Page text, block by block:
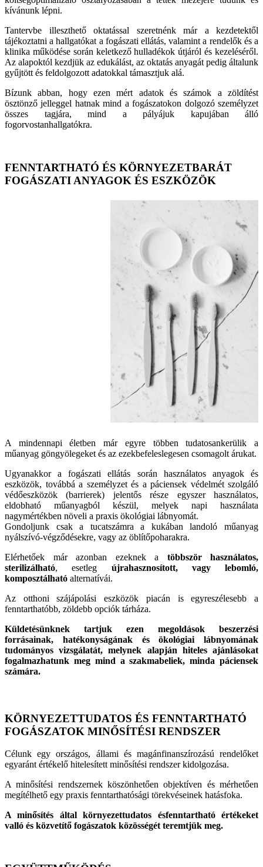
kívánunk lépni.
Tantervbe illeszthető oktatással szeretnénk már a kezdetektől
tájékoztatni a hallgatókat a fogászati ellátás, valamint a rendelők és a
klinika működése során keletkező hulladékok útjáról és kezeléséről.
Az alapoktól kezdjük az edukálást, az oktatás anyagát pedig általunk
gyűjtött és feldolgozott adatokkal támasztjuk alá.
Bízunk abban, hogy ezen mért adatok és számok a zöldítést
ösztönző jelleggel hatnak mind a fogászatokon dolgozó személyzet
összes tagjára, mind a pályájuk kapujában álló
fogorvostanhallgatókra.
FENNTARTHATÓ ÉS KÖRNYEZETBARÁT
FOGÁSZATI ANYAGOK ÉS ESZKÖZÖK
A mindennapi életben már egyre többen tudatosankerülik a
műanyag göngyölegeket és az ezekbefeleslegesen csomagolt árukat.
Ugyanakkor a fogászati ellátás során használatos anyagok és
eszközök, továbbá a személyzet és a páciensek védelmét szolgáló
védőeszközök (barrierek) jelentős része egyszer használatos,
eldobható műanyagból készül, melyek napi használata
nagymértékben növeli a praxis ökológiai lábnyomát.
Gondoljunk csak a tucatszámra a kukában landoló műanyag
nyálszívó-végződésekre, vagy az öblítőpoharakra.
Elérhetőek már azonban ezeknek a többször használatos,
sterilizálható, esetleg újrahasznosított, vagy lebomló,
komposztálható alternatívái.
Az otthoni szájápolási eszközök piacán is egyreszélesebb a
fenntarthatóbb, zöldebb opciók tárháza.
Küldetésünknek tartjuk ezen megoldások beszerzési
forrásainak, hatékonyságának és ökológiai lábnyomának
tudományos vizsgálatát, melynek alapján hiteles ajánlásokat
fogalmazhatunk meg mind a szakmabeliek, minda páciensek
számára.
KÖRNYEZETTUDATOS ÉS FENNTARTHATÓ
FOGÁSZATOK MINŐSÍTÉSI RENDSZER
Célunk egy országos, állami és magánfinanszírozású rendelőket
egyaránt értékelő hitelesített minősítési rendszer kidolgozása.
A minősítési rendszernek köszönhetően objektíven és mérhetően
megítélhető egy praxis fenntarthatósági törekvéseinek hatásfoka.
A minősítés által környezettudatos ésfenntartható értékeket
valló és közvetítő fogászatok közösségét teremtjük meg.